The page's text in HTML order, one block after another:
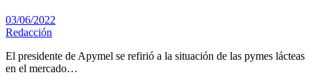
03/06/2022
Redacción
El presidente de Apymel se refirió a la situación de las pymes lácteas
en el mercado…